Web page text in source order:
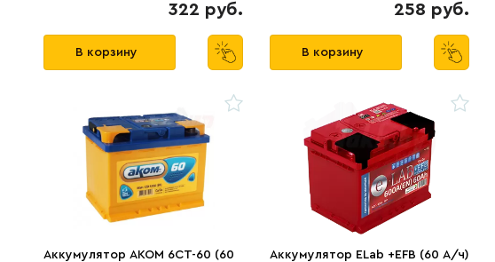
322 руб.
В корзину
258 руб.
В корзину
Аккумулятор AKOM 6CT-60 (60
Аккумулятор ELab +EFB (60 А/ч)